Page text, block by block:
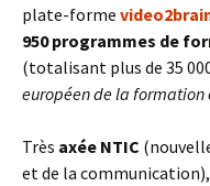
plate-forme
950 programmes de
(totalisant plus de 35
européen de la formation
Très axée NTIC
et de la